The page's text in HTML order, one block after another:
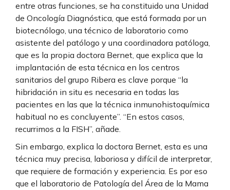
entre otras funciones, se ha constituido una Unidad
de Oncología Diagnóstica, que está formada por un
biotecnólogo, una técnico de laboratorio como
asistente del patólogo y una coordinadora patóloga,
que es la propia doctora Bernet, que explica que la
implantación de esta técnica en los centros
sanitarios del grupo Ribera es clave porque “la
hibridación in situ es necesaria en todas las
pacientes en las que la técnica inmunohistoquímica
habitual no es concluyente”. “En estos casos,
recurrimos a la FISH”, añade.
Sin embargo, explica la doctora Bernet, esta es una
técnica muy precisa, laboriosa y difícil de interpretar,
que requiere de formación y experiencia. Es por eso
que el laboratorio de Patología del Área de la Mama